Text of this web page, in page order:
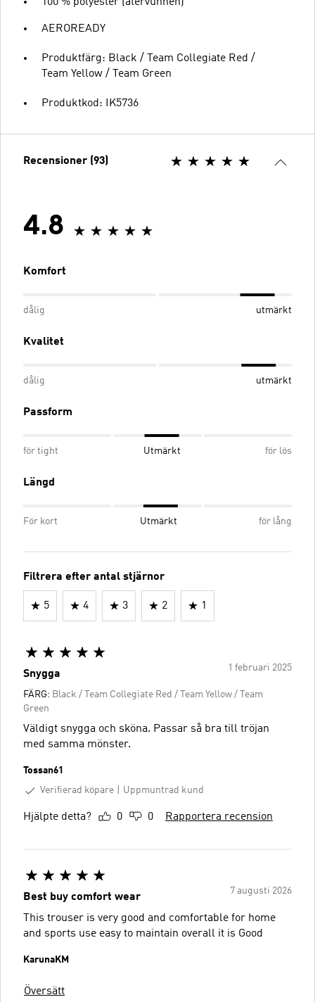
AEROREADY
Produktfärg: Black / Team Collegiate Red /
Team Yellow / Team Green
Produktkod: IK5736
Recensioner (93)
4.8
Komfort
dålig utmärkt
Kvalitet
dålig utmärkt
Passform
för tight Utmärkt för lös
Längd
För kort Utmärkt för lång
Filtrera efter antal stjärnor
5 4 3 2 1
1 februari 2025
Snygga
FÄRG: Black / Team Collegiate Red / Team Yellow / Team
Green
Väldigt snygga och sköna. Passar så bra till tröjan
med samma mönster.
Tossan61
Verifierad köpare
Uppmuntrad kund
Hjälpte detta? 0 0 Rapportera recension
7 augusti 2026
Best buy comfort wear
This trouser is very good and comfortable for home
and sports use easy to maintain overall it is Good
KarunaKM
Översätt